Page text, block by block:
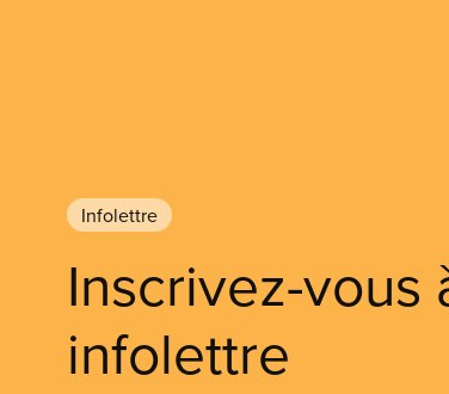
Infolettre
Inscrivez-vous
infolettre